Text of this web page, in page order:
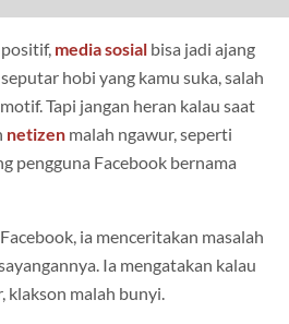
positif, media sosial bisa jadi ajang
hobi yang kamu suka, salah
Tapi jangan heran kalau saat
netizen malah ngawur, seperti
pengguna Facebook bernama
ia menceritakan masalah
Ia mengatakan kalau
klakson malah bunyi.